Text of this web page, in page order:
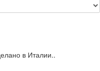
в Италии..